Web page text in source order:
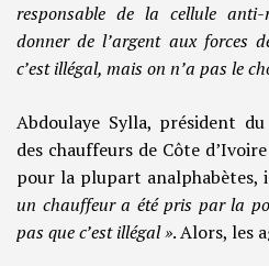
responsable de la cellule
donner de l’argent aux forces
c’est illégal, mais on n’a pas le
Abdoulaye Sylla, président
des chauffeurs de Côte
pour la plupart analphabètes,
un chauffeur a été pris par la
pas que c’est illégal ». Alors, les